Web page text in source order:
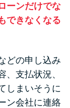
ーンだけでな
できなくなる
どの申し込み
支払状況、
しまいそうに
ン会社に連絡